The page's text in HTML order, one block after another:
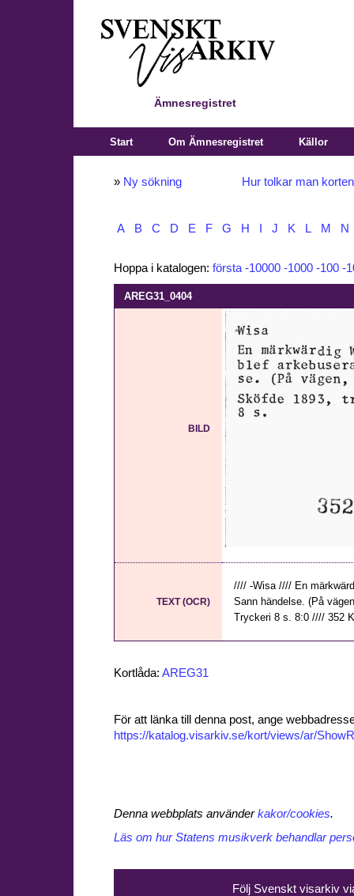
Ämnesregistret
Start Om Ämnesregistret Källor
» Ny sökning Hur tolkar man
A B C D E F G H J K L M N
Hoppa i katalogen: första -10000 -1000 -100 -
AREG31_0404
BILD
TEXT (OCR)
//// -Wisa //// En
Sann händelse. (På
Tryckeri 8 s. 8:0 //// 352
Kortlåda: AREG31
För att länka till denna post, ange
https://katalog.visarkiv.se/kort/views/ar/
Denna webbplats använderkakor/cookies.
Läs om hur Statens musikverk behandlar
Följ Svenskt visarkiv